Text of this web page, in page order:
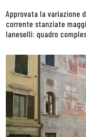
Approvata la variazione
corrente stanziate
Ianeselli: quadro